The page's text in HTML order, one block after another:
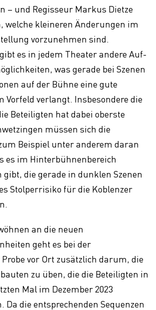
– und Regisseur Markus Dietze
welche kleineren Änderungen im
vorzunehmen sind.
es in jedem Theater andere Auf-
was gerade bei Szenen
auf der Bühne eine gute
Vorfeld verlangt. Insbesondere die
Beteiligten hat dabei oberste
müssen sich die
Beispiel unter anderem daran
es im Hinterbühnenbereich
gibt, die gerade in dunklen Szenen
Stolperrisiko für die Koblenzer
an die neuen
geht es bei der
vor Ort zusätzlich darum, die
zu üben, die die Beteiligten in
Mal im Dezember 2023
Da die entsprechenden Sequenzen